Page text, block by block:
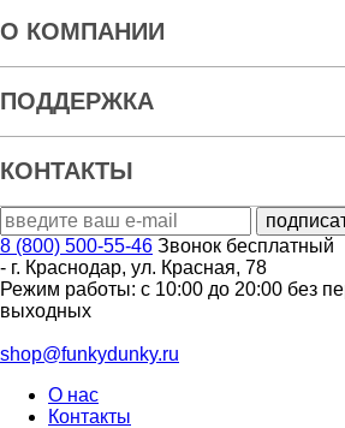
О КОМПАНИИ
ПОДДЕРЖКА
КОНТАКТЫ
8 (800) 500-55-46 Звонок бесплатный
- г. Краснодар, ул. Красная, 78
Режим работы: с 10:00 до 20:00 без
выходных
shop@funkydunky.ru
О нас
Контакты